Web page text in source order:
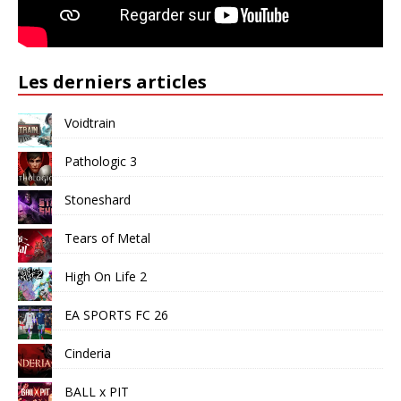
Les derniers articles
Voidtrain
Pathologic 3
Stoneshard
Tears of Metal
High On Life 2
EA SPORTS FC 26
Cinderia
BALL x PIT